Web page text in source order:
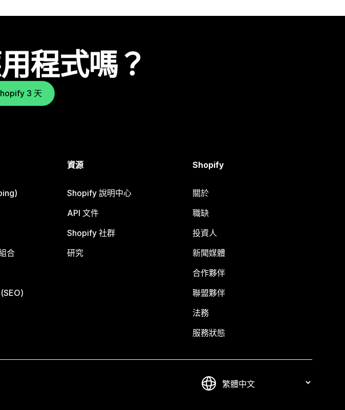
程式嗎？
3 天
合
資源
Shopify 說明中心
API 文件
Shopify 社群
研究
Shopify
關於
職缺
投資人
新聞媒體
合作夥伴
聯盟夥伴
法務
服務狀態